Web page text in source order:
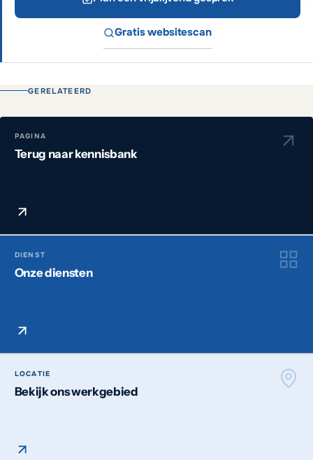
Gratis websitescan
GERELATEERD
PAGINA
Terug naar kennisbank
DIENST
Onze diensten
LOCATIE
Bekijk ons werkgebied